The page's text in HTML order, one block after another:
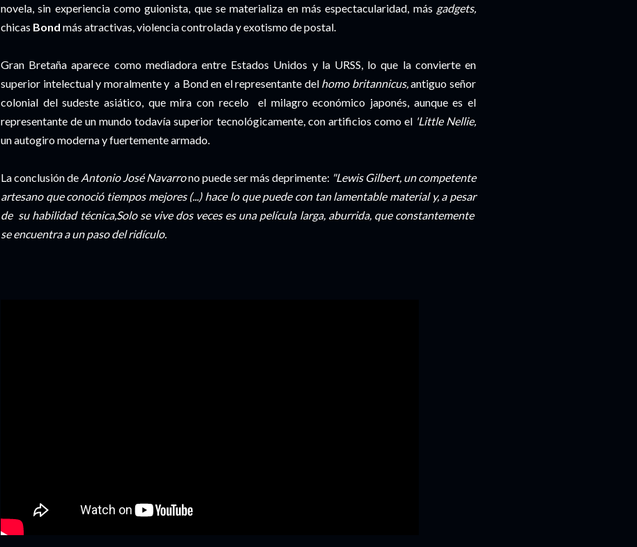
novela, sin experiencia como guionista, que se materializa en más espectacularidad, más gadgets,
chicas Bond más atractivas, violencia controlada y exotismo de postal.
Gran Bretaña aparece como mediadora entre Estados Unidos y la URSS, lo que la convierte en
superior intelectual y moralmente y a Bond en el representante delhomo britannicus, antiguo señor
colonial del sudeste asiático, que mira con recelo el milagro económico japonés, aunque es el
representante de un mundo todavía superior tecnológicamente, con artificios como el 'Little Nellie,
un autogiro moderna y fuertemente armado.
La conclusión de Antonio José Navarrono puede ser más deprimente: "Lewis Gilbert, un competente
artesano que conoció tiempos mejores (...) hace lo que puede con tan lamentable material y, a pesar
de su habilidad técnica,Solo se vive dos veces es una película larga, aburrida, que constantemente
se encuentra a un paso del ridículo.